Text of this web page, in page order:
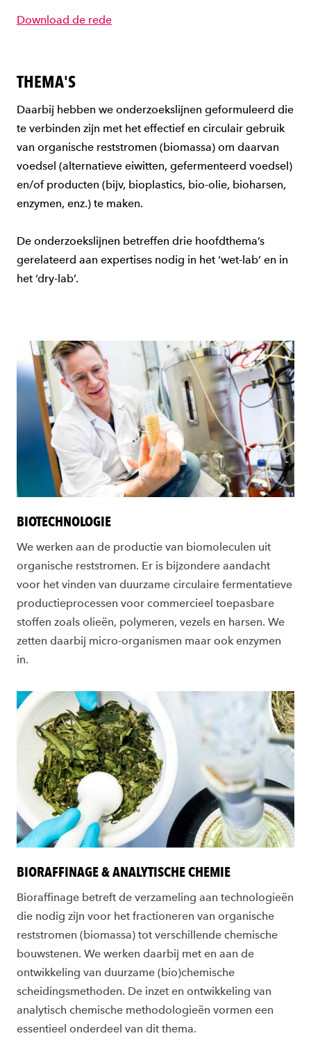
Download de rede
THEMA'S
Daarbij hebben we onderzoekslijnen geformuleerd die
te verbinden zijn met het effectief en circulair gebruik
van organische reststromen (biomassa) om daarvan
voedsel (alternatieve eiwitten, gefermenteerd voedsel)
en/of producten (bijv, bioplastics, bio-olie, bioharsen,
enzymen, enz.) te maken.
De onderzoekslijnen betreffen drie hoofdthema’s
gerelateerd aan expertises nodig in het ‘wet-lab’ en in
het ‘dry-lab’.
BIOTECHNOLOGIE
We werken aan de productie van biomoleculen uit
organische reststromen. Er is bijzondere aandacht
voor het vinden van duurzame circulaire fermentatieve
productieprocessen voor commercieel toepasbare
stoffen zoals olieën, polymeren, vezels en harsen. We
zetten daarbij micro-organismen maar ook enzymen
in.
BIORAFFINAGE & ANALYTISCHE CHEMIE
Bioraffinage betreft de verzameling aan technologieën
die nodig zijn voor het fractioneren van organische
reststromen (biomassa) tot verschillende chemische
bouwstenen. We werken daarbij met en aan de
ontwikkeling van duurzame (bio)chemische
scheidingsmethoden. De inzet en ontwikkeling van
analytisch chemische methodologieën vormen een
essentieel onderdeel van dit thema.